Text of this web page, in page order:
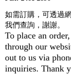
如需訂購，可透過
我們查詢， 謝謝。
To place an
through our
out to us via
inquiries. Thank